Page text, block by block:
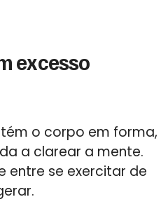
excesso
o corpo em forma,
a clarear a mente.
entre se exercitar de